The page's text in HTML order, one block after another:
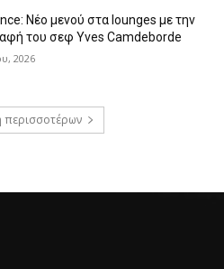
Νέο μενού στα lounges με την
του σεφ Yves Camdeborde
2026